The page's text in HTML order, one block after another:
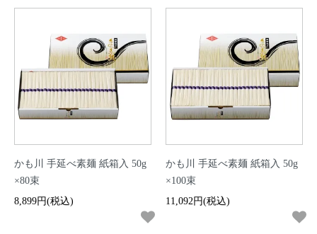
かも川 手延べ素麺 紙箱入 50g
×80束
8,899円(税込)
かも川 手延べ素麺 紙箱入 50g
×100束
11,092円(税込)